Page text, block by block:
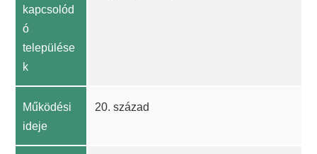
kapcsolód
ó
települése
k
Működési
ideje
20. század